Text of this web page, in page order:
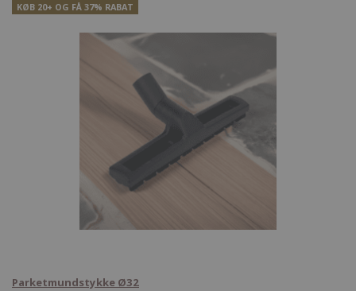
KØB 20+ OG FÅ 37% RABAT
Parketmundstykke Ø32